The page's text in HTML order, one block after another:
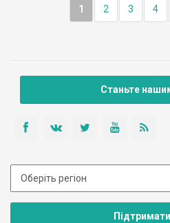
1 2 3 4
Станьте